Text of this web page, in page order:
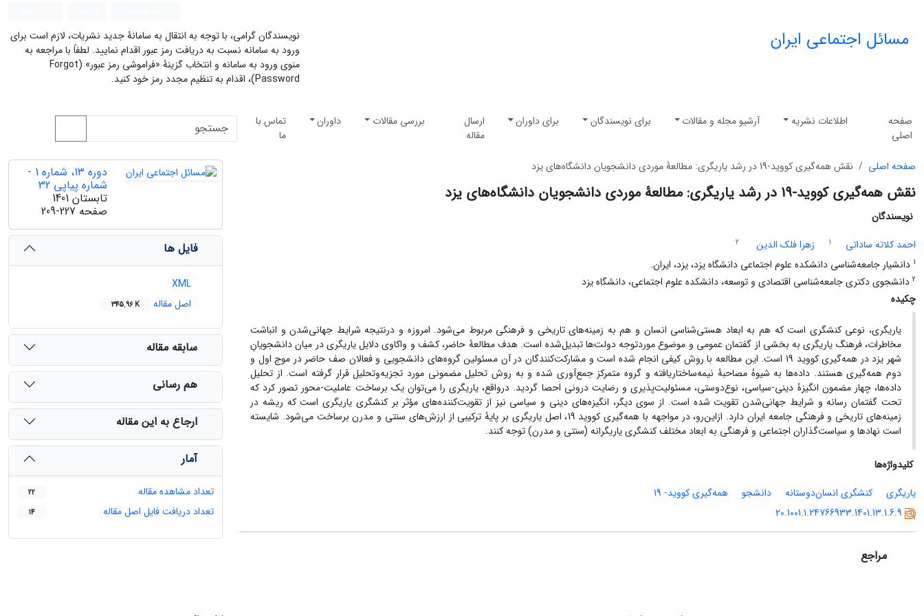
مسائل اجتماعی ایران
نویسندگان گرامی، با توجه به انتقال به سامانۀ جدید نشریات، لازم است برای
ورود به سامانه نسبت به دریافت رمز عبور اقدام نمایید. لطفاً با مراجعه به
منوی ورود به سامانه و انتخاب گزینۀ «فراموشی رمز عبور» (Forgot
Password)، اقدام به تنظیم مجدد رمز خود کنید.
صفحه
اصلی
اطلاعات نشریه آرشیو مجله و مقالات برای نویسندگان برای داوران
ارسال
مقاله
بررسی مقالات داوران
تماس با
ما
صفحه اصلی نقش همه‌گیری کووید-19 در رشد یاریگری: مطالعۀ موردی دانشجویان دانشگاه‌های یزد
نقش همه‌گیری کووید-19 در رشد یاریگری: مطالعۀ موردی دانشجویان دانشگاه‌های یزد
نویسندگان
احمد کلاته ساداتی
1 زهرا فلک الدین
2
1 دانشیار جامعه‌شناسی دانشکده علوم اجتماعی دانشگاه یزد، یزد، ایران.
2 دانشجوی دکتری جامعه‌شناسی اقتصادی و توسعه، دانشکده علوم اجتماعی، دانشگاه یزد
چکیده
یاریگری، نوعی کنشگری است که هم به ابعاد هستی‌شناسی انسان و هم به زمینه‌های تاریخی و فرهنگی مربوط می‌شود. امروزه و درنتیجه شرایط جهانی‌شدن و انباشت
مخاطرات، فرهنگ یاریگری به بخشی از گفتمان عمومی و موضوع موردتوجه دولت‌ها تبدیل‌شده است. هدف مطالعۀ حاضر، کشف و واکاوی دلایل یاریگری در میان دانشجویانِ
شهر یزد در همه‌گیری کووید 19 است. این مطالعه
با روش کیفی انجام شده است و مشارکت‌کنندگان در آن مسئولین گروه‌های دانشجویی و فعالان صف حاضر در موج اول و
دوم همه‌گیری هستند. داده‌ها به شیوهٔ مصاحبۀ نیمه‌ساختاریافته و گروه‌ متمرکز جمع‌آوری شده و به روش تحلیل مضمونی مورد تجزیه‌وتحلیل قرار گرفته است. از تحلیل
داده‌ها،چهار مضمون انگیزۀ دینی-سیاسی، نوع‌دوستی، مسئولیت‌پذیری و رضایت درونی احصا گردید. درواقع، یاریگری را می‌توان یک برساخت عاملیت-محور تصور کرد که
تحت گفتمان رسانه و شرایط جهانی‌شدن تقویت شده است. از سوی دیگر، انگیزه‌های دینی و سیاسی نیز از تقویت‌کننده‌های مؤثر بر کنشگری یاریگری است که ریشه در
زمینه‌های تاریخی و فرهنگی جامعه ایران دارد.
ازاین‌رو، در مواجهه با همه‌گیری کووید 19، اصل یاریگری بر پایۀ ترکیبی از ارزش‌های سنتی و مدرن برساخت می‌شود. شایسته
است نهادها و سیاست‌گذاران اجتماعی و فرهنگی به ابعاد مختلف کنشگری یاریگرانه (سنتی و مدرن) توجه کنند.
کلیدواژه‌ها
یاریگری
کنشگری انسان‌دوستانه دانشجو
همه‌گیری کووید- 19
20.1001.1.24766933.1401.13.1.6.9
مراجع
دوره 13، شماره 1 -
شماره پیاپی 32
تابستان 1401
صفحه 209-227
فایل ها
XML
اصل مقاله
345.96 K
سابقه مقاله
هم رسانی
ارجاع به این مقاله
آمار
تعداد مشاهده مقاله 22
تعداد دریافت فایل اصل مقاله 14